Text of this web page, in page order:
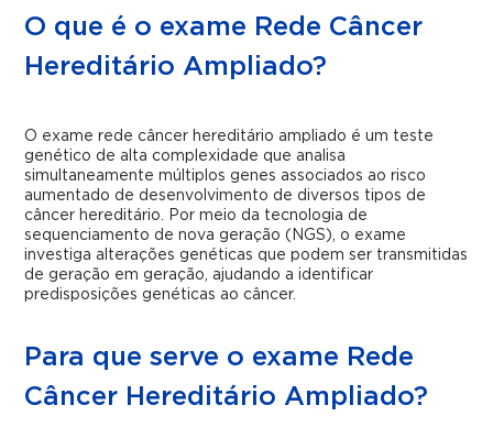
O que é o exame Rede Câncer
Hereditário Ampliado?
O exame rede câncer hereditário ampliado é um teste
genético de alta complexidade que analisa
simultaneamente múltiplos genes associados ao risco
aumentado de desenvolvimento de diversos tipos de
câncer hereditário. Por meio da tecnologia de
sequenciamento de nova geração (NGS), o exame
investiga alterações genéticas que podem ser transmitidas
de geração em geração, ajudando a identificar
predisposições genéticas ao câncer.
Para que serve o exame Rede
Câncer Hereditário Ampliado?